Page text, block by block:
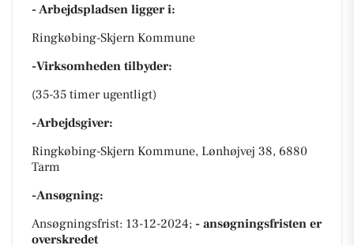
- Arbejdspladsen ligger i:
Ringkøbing-Skjern Kommune
-Virksomheden tilbyder:
(35-35 timer ugentligt)
-Arbejdsgiver:
Ringkøbing-Skjern Kommune, Lønhøjvej 38, 6880
Tarm
-Ansøgning:
Ansøgningsfrist: 13-12-2024; - ansøgningsfristen er
overskredet